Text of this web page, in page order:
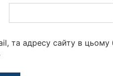
та адресу сайту в цьому